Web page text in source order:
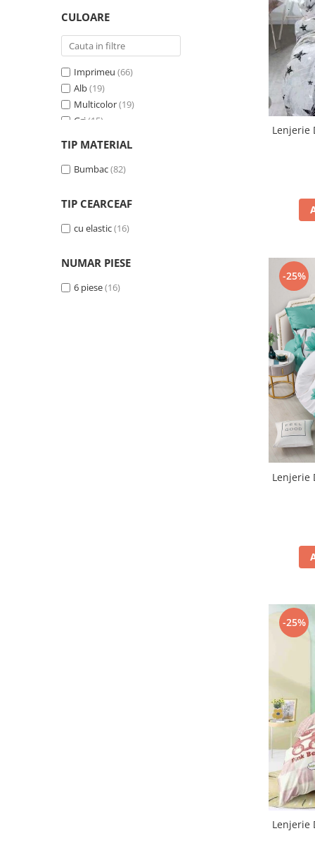
Set Lenjerie De Pat Jacquard Regal,
Lenjerii Damasc Egiptean King Size
Lenjerii De Pat, Finet Premium, 1
Lenjerii De Pat Damasc 1 Persoana
CULOARE
Imprimeu (66)
Alb(19)
Multicolor(19)
Gri (15)
Verde (10)
Roz(9)
Turcoaz (4)
Galben (3)
Portocaliu(2)
Bej
TIP MATERIAL
Bumbac(82)
TIP CEARCEAF
cu elastic(16)
NUMAR PIESE
6 piese(16)
Lenjerie
-25%
Lenjerie
-25%
Lenjerie